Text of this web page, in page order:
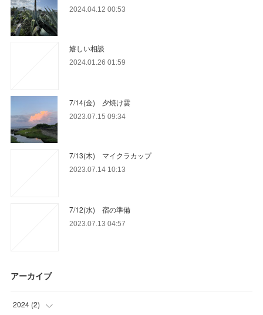
2024.04.12 00:53
嬉しい相談
2024.01.26 01:59
7/14(金) 夕焼け雲
2023.07.15 09:34
7/13(木) マイクラカップ
2023.07.14 10:13
7/12(水) 宿の準備
2023.07.13 04:57
アーカイブ
2024 (2)